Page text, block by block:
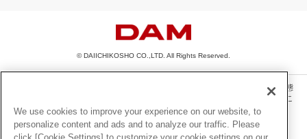
© DAIICHIKOSHO CO.,LTD. All Rights Reserved.
このサイトに掲載されている一切の文章・画像・写真・動画・音声等を、手段や形態
を問わず、著作権法の定める範囲を超えて無断で複製、転載、ファイル化などするこ
とを禁じます。
楽曲及びコンテンツは、機種によりご利用いただけない場合があります。
We use cookies to improve your experience on our website, to
personalize content and ads and to analyze our traffic. Please